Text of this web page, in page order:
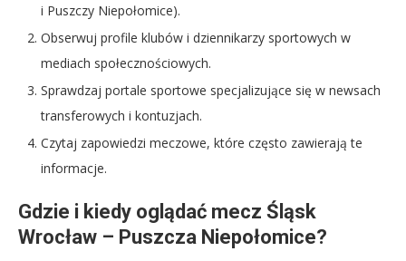
i Puszczy Niepołomice).
Obserwuj profile klubów i dziennikarzy sportowych w
mediach społecznościowych.
Sprawdzaj portale sportowe specjalizujące się w newsach
transferowych i kontuzjach.
Czytaj zapowiedzi meczowe, które często zawierają te
informacje.
Gdzie i kiedy oglądać mecz Śląsk
Wrocław – Puszcza Niepołomice?